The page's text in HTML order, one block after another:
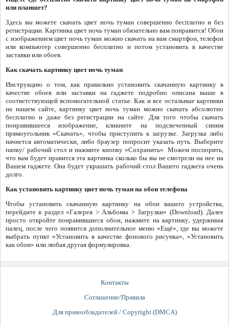
или планшет?
Здесь вы можете скачать цвет ночь туман совершенно бесплатно и без
регистрации. Картинка цвет ночь туман обязательно вам понравится! Обои
с изображением цвет ночь туман можно скачать на вам смартфон, телефон
или компьютер совершенно бесплатно и потом установить в качестве
заставки или обоев.
Как скачать картинку цвет ночь туман
Инструкцию о том, как правильно установить скачанную картинку в
качестве обоев или заставки на гаджете подробно описана выше в
соответствующей вспомогательной статье. Как и все остальные картинки
на нашем сайте, картинку цвет ночь туман можно скачать абсолютно
бесплатно и даже без регистрации на сайте. Для того чтобы скачать
понравившееся изображение, кликните на подсвеченный синим
прямоугольник «Скачать», чтобы приступить к загрузке. Загрузка либо
начнется автоматически, либо браузер попросит указать путь. Выберите
папку/ рабочий стол и нажмите кнопку «Сохранить». Можем поспорить,
что вам будет нравится эта картинка сколько бы вы не смотрели на нее на
Вашем гаджете. Она будет украшать рабочий стол Вашего гаджета очень
долго.
Как установить картинку цвет ночь туман на обои телефона
Чтобы установить скачанную картинку на обои вашего устройства,
перейдите в раздел «Галерея > Альбомы > Загрузки» (Download). Далее
просто откройте понравившиеся обои, нажмите на картинку, удерживая
палец, после чего появится дополнительное меню «Ещё», где вы можете
выбрать пункт «Установить в качестве фонового рисунка», «Установить
как обои» или любая другая формулировка.
Контакты
Соглашение/Правила
Для правообладателей / Copyright (DMCA)